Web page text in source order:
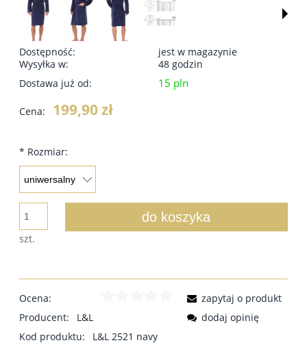
Dostępność:
jest w magazynie
Wysyłka w:
48 godzin
Dostawa już od:
15 pln
Cena: 199,90 zł
* Rozmiar:
szt.
do koszyka
Ocena:
Producent:
L&L
Kod produktu:
L&L 2521 navy
zapytaj o produkt
dodaj opinię